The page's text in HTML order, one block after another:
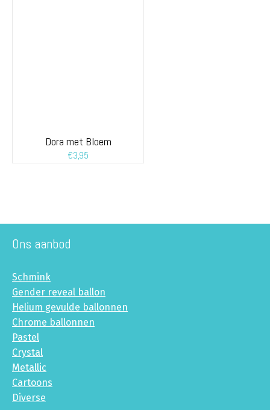
Dora met Bloem
€3,95
Ons aanbod
Schmink
Gender reveal ballon
Helium gevulde ballonnen
Chrome ballonnen
Pastel
Crystal
Metallic
Cartoons
Diverse